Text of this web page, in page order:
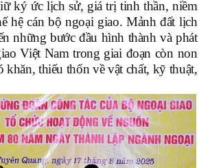
ký ức lịch sử, giá trị tinh thần, niềm
hệ cán bộ ngoại giao. Mảnh đất lịch
những bước đầu hình thành và phát
Việt Nam trong giai đoạn còn non
khăn, thiếu thốn về vật chất, kỹ thuật,